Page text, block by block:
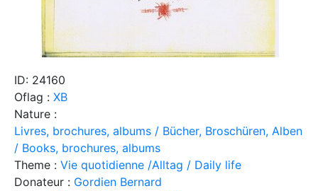
ID: 24160
Oflag : XB
Nature :
Livres, brochures, albums / Bücher, Broschüren, Alben
/ Books, brochures, albums
Theme : Vie quotidienne /Alltag / Daily life
Donateur : Gordien Bernard